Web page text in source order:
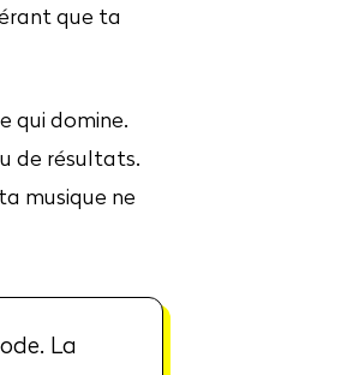
que ta
qui domine.
de résultats.
musique ne
La